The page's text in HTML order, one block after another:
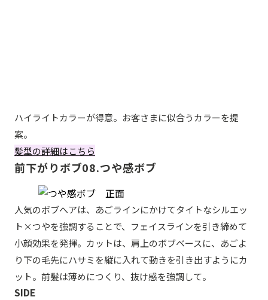
ハイライトカラーが得意。お客さまに似合うカラーを提
案。
髪型の詳細はこちら
前下がりボブ08.つや感ボブ
人気のボブへアは、あごラインにかけてタイトなシルエッ
ト×つやを強調することで、フェイスラインを引き締めて
小顔効果を発揮。カットは、肩上のボブベースに、あごよ
り下の毛先にハサミを縦に入れて動きを引き出すようにカ
ット。前髪は薄めにつくり、抜け感を強調して。
SIDE